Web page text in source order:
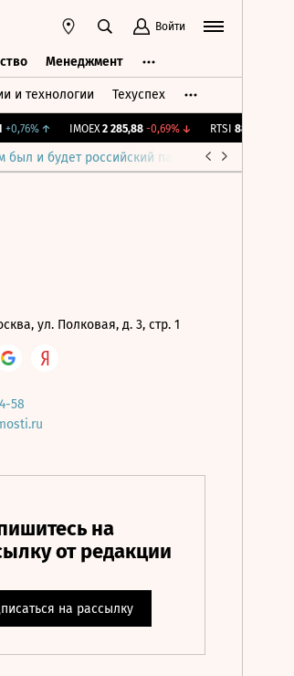
Войти
Менеджмент
и технологии Техуспех
↑ IMOEX 2 285,88 -0,69%↓ RTSI 884,56
был и будет российский парламент
ул. Полковая, д. 3, стр. 1
58